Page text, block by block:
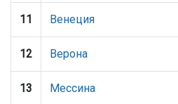
11 Венеция
12 Верона
13 Мессина